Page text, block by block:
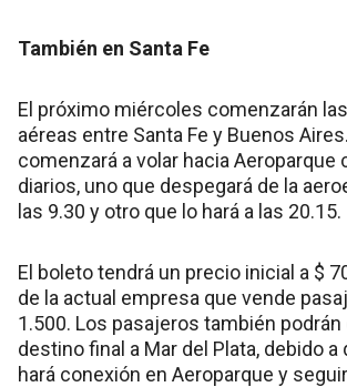
También en Santa Fe
El próximo miércoles comenzarán
aéreas entre Santa Fe y Buenos
comenzará a volar hacia Aeroparque
diarios, uno que despegará de la
las 9.30 y otro que lo hará a las 20.15.
El boleto tendrá un precio inicial a $
de la actual empresa que vende
1.500. Los pasajeros también
destino final a Mar del Plata, debido a
hará conexión en Aeroparque y